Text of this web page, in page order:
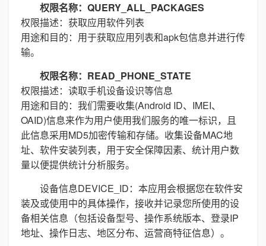
权限名称：QUERY_ALL_PACKAGES
权限描述：获取应用软件列表
用途和目的：用于获取应用列表和apk包信息并进行传
输。
权限名称：READ_PHONE_STATE
权限描述：读取手机设备设识等信息
用途和目的：我们需要收集(Android ID、IMEI、
OAID)信息来作为用户使用我们服务的唯一标识，且
此信息采用MD5加密传输和存储。收集设备MAC地
址、软件安装列表，用于安全保障因素、统计用户数
量以便提供统计分析服务。
设备信息DEVICE_ID：本应用会根据您在软件安
装及或使用中的具体操作，接收并记录您所使用的设
备相关信息（包括设备型号、操作系统版本、登录IP
地址、操作日志、地区分布、运营商特征信息）。